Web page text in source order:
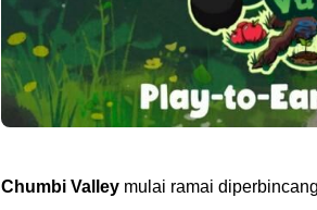
Chumbi Valley mulai ramai